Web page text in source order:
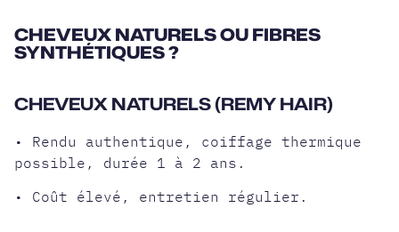
CHEVEUX NATURELS OU FIBRES
SYNTHÉTIQUES ?
CHEVEUX NATURELS (REMY HAIR)
• Rendu authentique, coiffage thermique
possible, durée 1 à 2 ans.
• Coût élevé, entretien régulier.